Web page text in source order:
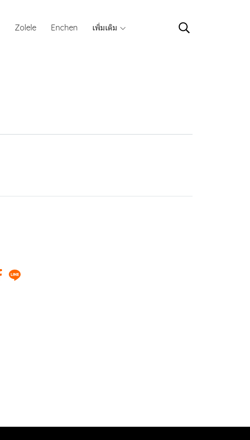
Zolele Enchen เพิ่มเติม